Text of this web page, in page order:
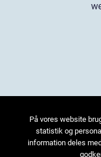
På vores website
statistik og
information deles